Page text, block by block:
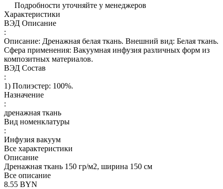
Подробности уточняйте у менеджеров
Характеристики
ВЭД Описание
:
Описание: Дренажная белая ткань. Внешний вид: Белая ткань.
Сфера применения: Вакуумная инфузия различных форм из
композитных материалов.
ВЭД Состав
:
1) Полиэстер: 100%.
Назначение
:
дренажная ткань
Вид номенклатуры
:
Инфузия вакуум
Все характеристики
Описание
Дренажная ткань 150 гр/м2, ширина 150 см
Все описание
8.55 BYN